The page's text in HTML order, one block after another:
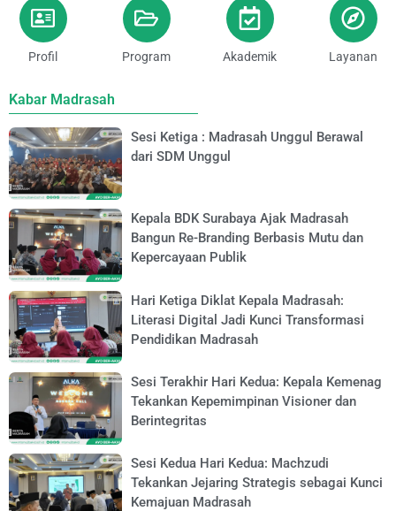
Profil Program Akademik Layanan
Kabar Madrasah
Sesi Ketiga : Madrasah Unggul Berawal
dari SDM Unggul
Kepala BDK Surabaya Ajak Madrasah
Bangun Re-Branding Berbasis Mutu dan
Kepercayaan Publik
Hari Ketiga Diklat Kepala Madrasah:
Literasi Digital Jadi Kunci Transformasi
Pendidikan Madrasah
Sesi Terakhir Hari Kedua: Kepala Kemenag
Tekankan Kepemimpinan Visioner dan
Berintegritas
Sesi Kedua Hari Kedua: Machzudi
Tekankan Jejaring Strategis sebagai Kunci
Kemajuan Madrasah